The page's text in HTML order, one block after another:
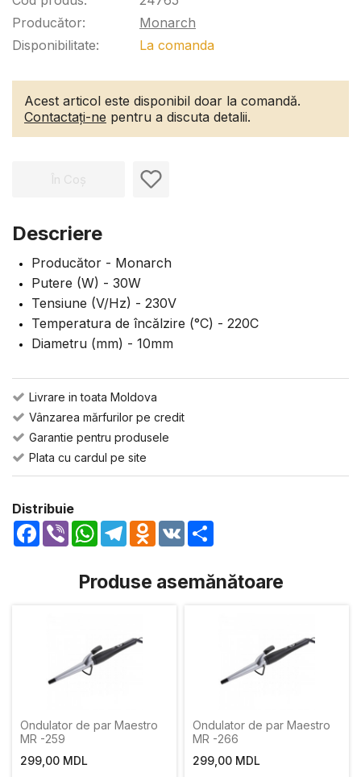
Producător:
Disponibilitate:
Monarch
La comanda
Acest articol este disponibil doar la comandă.
Contactați-ne pentru a discuta detalii.
În Coș
Descriere
Producător - Monarch
Putere (W) - 30W
Tensiune (V/Hz) - 230V
Temperatura de încălzire (°C) - 220C
Diametru (mm) - 10mm
Livrare in toata Moldova
Vânzarea mărfurilor pe credit
Garantie pentru produsele
Plata cu cardul pe site
Distribuie
Facebook
Viber WhatsApp
TelegramOdnoklassniki
VK
Produse asemănătoare
Ondulator de par Maestro
MR -259
299,00 MDL
Ondulator de par Maestro
MR -266
299,00 MDL